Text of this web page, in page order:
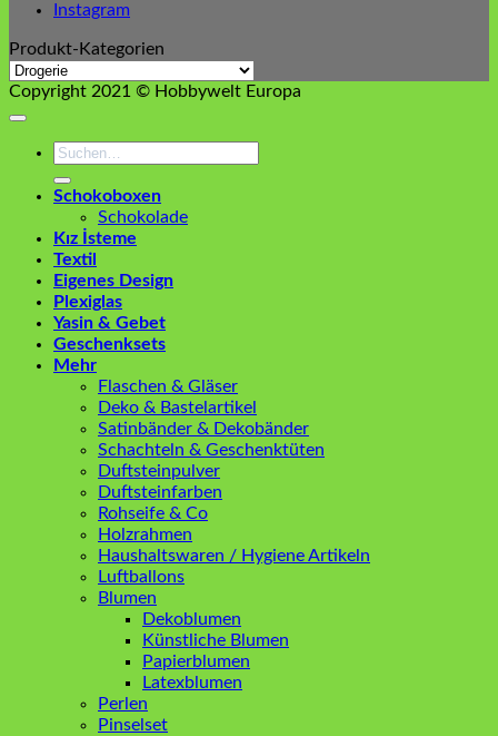
Instagram
Produkt-Kategorien
Copyright 2021 © Hobbywelt Europa
Suchen
Schokoboxen
Schokolade
Kız İsteme
Textil
Eigenes Design
Plexiglas
Yasin & Gebet
Geschenksets
Mehr
Flaschen & Gläser
Deko & Bastelartikel
Satinbänder & Dekobänder
Schachteln & Geschenktüten
Duftsteinpulver
Duftsteinfarben
Rohseife & Co
Holzrahmen
Haushaltswaren / Hygiene Artikeln
Luftballons
Blumen
Dekoblumen
Künstliche Blumen
Papierblumen
Latexblumen
Perlen
Pinselset